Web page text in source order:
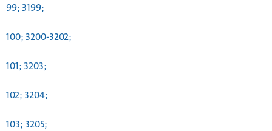
99; 3199;
100; 3200-3202;
101; 3203;
102; 3204;
103; 3205;